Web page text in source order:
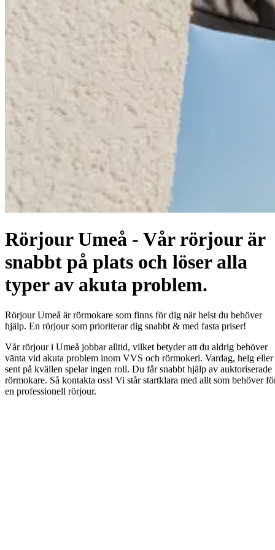
Rörjour Umeå - Vår rörjour är
snabbt på plats och löser alla
typer av akuta problem.
Rörjour Umeå är rörmokare som finns för dig när helst du behöver
hjälp. En rörjour som prioriterar dig snabbt & med fasta priser!
Vår rörjour i Umeå jobbar alltid, vilket betyder att du aldrig behöver
vänta vid akuta problem inom VVS och rörmokeri. Vardag, helg eller
sent på kvällen spelar ingen roll. Du får snabbt hjälp av auktoriserade
rörmokare. Så kontakta oss! Vi står startklara med allt som behöver
en professionell rörjour.